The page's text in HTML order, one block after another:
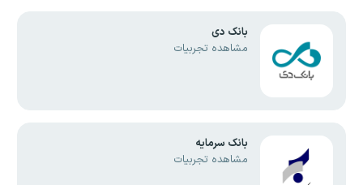
بانک دی
مشاهده تجربیات
بانک سرمایه
مشاهده تجربیات